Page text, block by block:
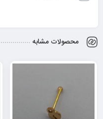
محصولات مشابه